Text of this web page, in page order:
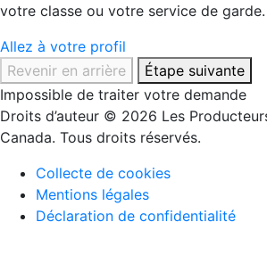
votre classe ou votre service de garde.
Allez à votre profil
Revenir en arrière
Étape suivante
Impossible de traiter votre demande
Droits d’auteur © 2026 Les
Canada. Tous droits réservés.
Collecte de cookies
Mentions légales
Déclaration de confidentialité